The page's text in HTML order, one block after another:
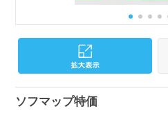
ソフマップ特価